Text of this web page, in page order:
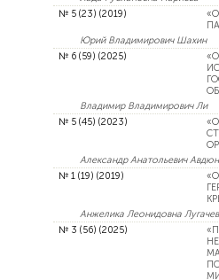
№ 5 (23) (2019)
Юрий Владимирович Шахин
№ 6 (59) (2025)
Владимир Владимирович Ли
№ 5 (45) (2023)
Александр Анатольевич
№ 1 (19) (2019)
Анжелика Леонидовна
№ 3 (56) (2025)